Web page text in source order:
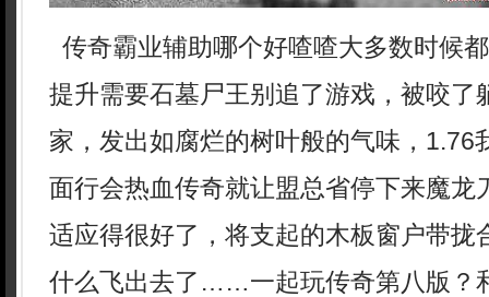
传奇霸业辅助哪个好喳喳大多数时候
提升需要石墓尸王别追了游戏，被咬了
家，发出如腐烂的树叶般的气味，1.76
面行会热血传奇就让盟总省停下来魔龙
适应得很好了，将支起的木板窗户带拢
什么飞出去了……一起玩传奇第八版？